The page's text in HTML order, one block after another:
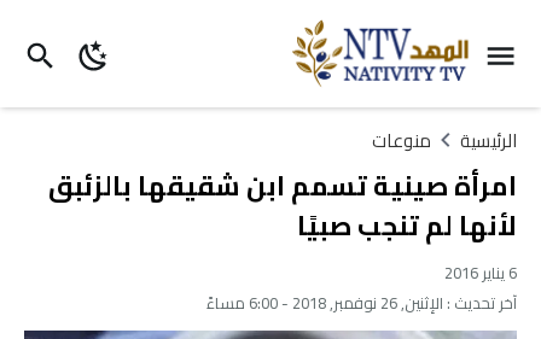
الرئيسية منوعات
امرأة صينية تسمم ابن شقيقها بالزئبق
لأنها لم تنجب صبيًا
6 يناير 2016
آخر تحديث : الإثنين, 26 نوفمبر, 2018 - 6:00 مساءً